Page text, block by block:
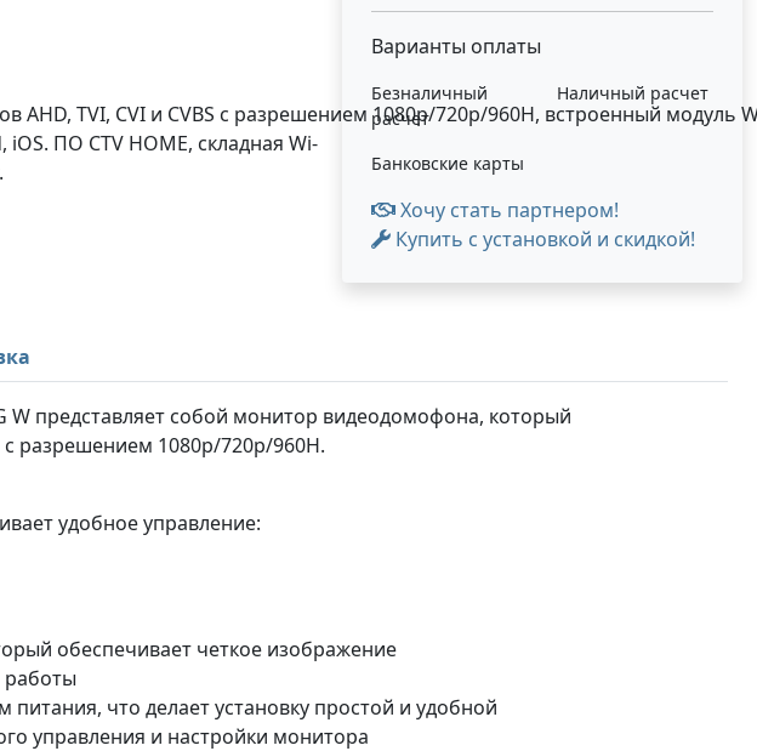
TVI, CVI и CVBS с разрешением 1080p/720p/960H, встроенный модуль
ПО CTV HOME, складная Wi-
Варианты оплаты
Безналичный
расчет
Наличный расчет
Банковские карты
Хочу стать партнером!
Купить с установкой и скидкой!
представляет собой монитор видеодомофона, который
с разрешением 1080p/720p/960H.
удобное управление:
обеспечивает четкое изображение
работы
что делает установку простой и удобной
управления и настройки монитора